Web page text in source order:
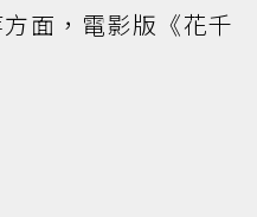
面，電影版《花千